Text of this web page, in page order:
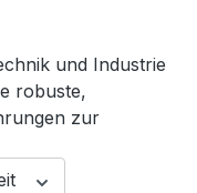
und Industrie
robuste,
zur